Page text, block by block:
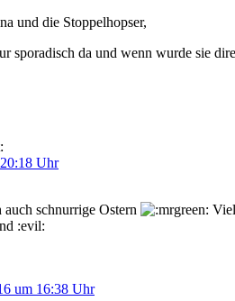
und die Stoppelhopser,
sporadisch da und wenn wurde sie
Uhr
schnurrige Ostern
:evil:
um 16:38 Uhr